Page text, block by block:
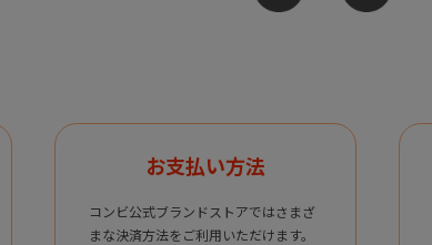
お支払い方法
コンビ公式ブランドストアではさまざ
まな決済方法をご利用いただけます。